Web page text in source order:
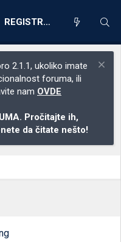
REGISTRACIJA
2.1.1, ukoliko imate
foruma, ili
nam OVDE
Pročitajte ih,
da čitate nešto!